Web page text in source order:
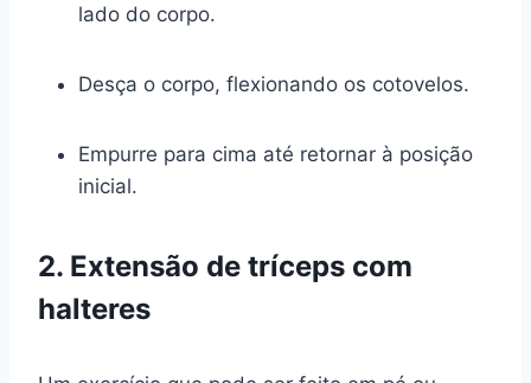
lado do corpo.
Desça o corpo, flexionando os cotovelos.
Empurre para cima até retornar à posição
inicial.
2. Extensão de tríceps com
halteres